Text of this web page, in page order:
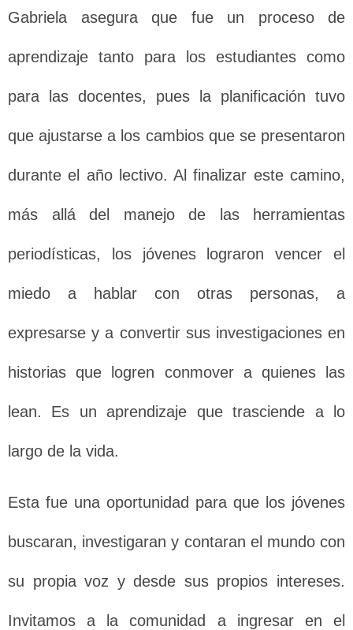
Gabriela asegura que fue un proceso de
aprendizaje tanto para los estudiantes como
para las docentes, pues la planificación tuvo
que ajustarse a los cambios que se presentaron
durante el año lectivo. Al finalizar este camino,
más allá del manejo de las herramientas
periodísticas, los jóvenes lograron vencer el
miedo a hablar con otras personas, a
expresarse y a convertir sus investigaciones en
historias que logren conmover a quienes las
lean. Es un aprendizaje que trasciende a lo
largo de la vida.
Esta fue una oportunidad para que los jóvenes
buscaran, investigaran y contaran el mundo con
su propia voz y desde sus propios intereses.
Invitamos a la comunidad a ingresar en el